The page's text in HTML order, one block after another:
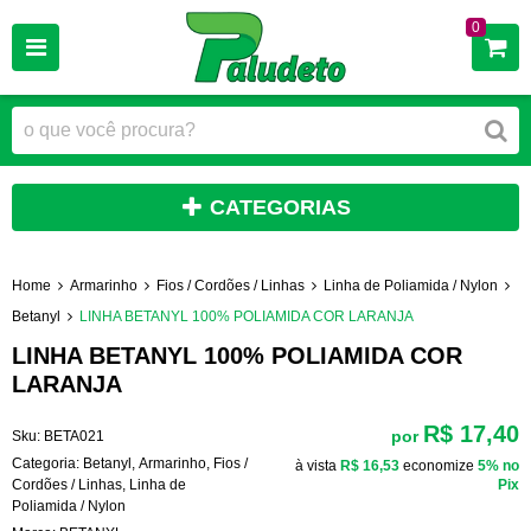
0
CATEGORIAS
Home Armarinho Fios / Cordões / Linhas
Linha de Poliamida / Nylon
Betanyl
LINHA BETANYL 100% POLIAMIDA COR LARANJA
LINHA BETANYL 100% POLIAMIDA COR
LARANJA
Sku: BETA021
Categoria: Betanyl Armarinho Fios /
Cordões / Linhas Linha de
Poliamida / Nylon
por R$ 17,40
à vista R$ 16,53 economize 5% no
Pix